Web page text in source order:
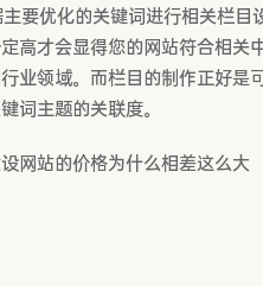
优化的关键词进行相关栏目
高才会显得您的网站符合相关
业领域。而栏目的制作正好
词主题的关联度。
网站的价格为什么相差这么大